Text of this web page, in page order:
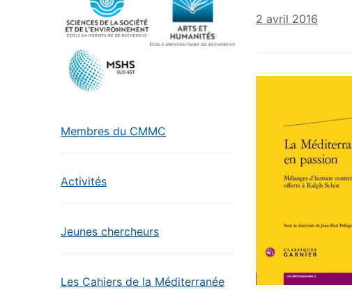
Membres du CMMC
Activités
Jeunes chercheurs
Les Cahiers de la Méditerranée
2 avril 2016